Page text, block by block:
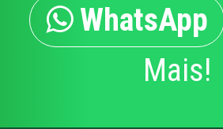
WhatsApp
Mais!